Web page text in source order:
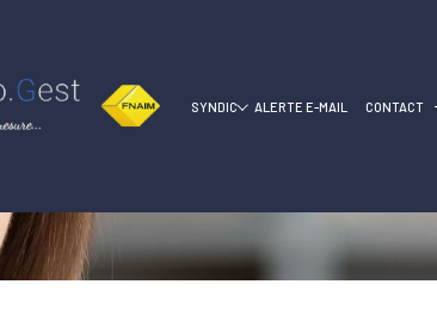
SYNDIC ALERTE E-MAIL CONTACT